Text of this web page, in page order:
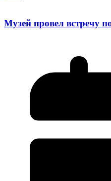
Музей провел встречу